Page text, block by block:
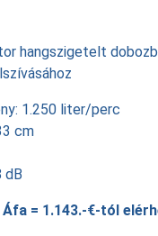
hangszigetelt
1.250 liter/perc
cm
dB
Áfa = 1.143.-€-tól